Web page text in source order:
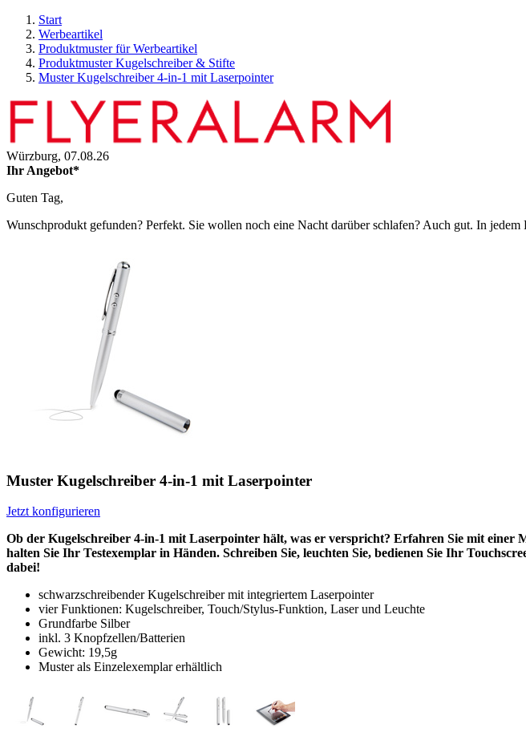
Start
Werbeartikel
Produktmuster für Werbeartikel
Produktmuster Kugelschreiber & Stifte
Muster Kugelschreiber 4-in-1 mit Laserpointer
Würzburg, 07.08.26
Ihr Angebot*
Guten Tag,
Wunschprodukt gefunden? Perfekt. Sie wollen noch eine Nacht darüber schlafen? Auch gut. In
Muster Kugelschreiber 4-in-1 mit Laserpointer
Jetzt konfigurieren
Ob der Kugelschreiber 4-in-1 mit Laserpointer hält, was er verspricht? Erfahren Sie mit einer
halten Sie Ihr Testexemplar in Händen. Schreiben Sie, leuchten Sie, bedienen Sie Ihr
dabei!
schwarzschreibender Kugelschreiber mit integriertem Laserpointer
vier Funktionen: Kugelschreiber, Touch/Stylus-Funktion, Laser und Leuchte
Grundfarbe Silber
inkl. 3 Knopfzellen/Batterien
Gewicht: 19,5g
Muster als Einzelexemplar erhältlich